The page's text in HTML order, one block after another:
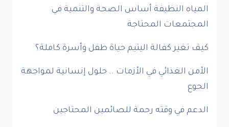
المياه النظيفة أساس الصحة والتنمية في
المجتمعات المحتاجة
كيف تغير كفالة اليتيم حياة طفل وأسرة كاملة؟
الأمن الغذائي في الأزمات .. حلول إنسانية لمواجهة
الجوع
الدعم في وقته رحمة للصائمين المحتاجين